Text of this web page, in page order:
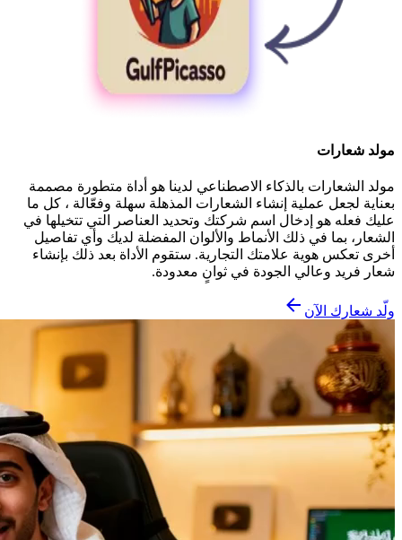
مولد شعارات
مولد الشعارات بالذكاء الاصطناعي لدينا هو أداة متطورة مصممة
بعناية لجعل عملية إنشاء الشعارات المذهلة سهلة وفعّالة ، كل ما
عليك فعله هو إدخال اسم شركتك وتحديد العناصر التي تتخيلها في
الشعار، بما في ذلك الأنماط والألوان المفضلة لديك وأي تفاصيل
أخرى تعكس هوية علامتك التجارية. ستقوم الأداة بعد ذلك بإنشاء
شعار فريد وعالي الجودة في ثوانٍ معدودة.
ولّد شعارك الآن